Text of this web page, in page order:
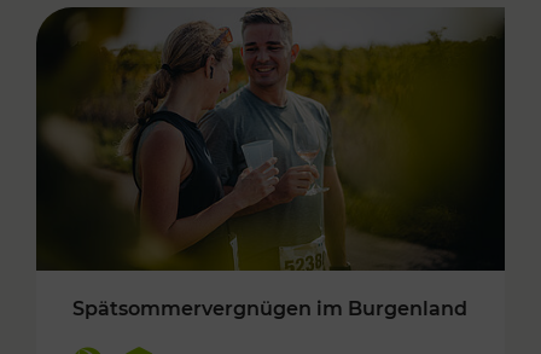
Spätsommervergnügen im Burgenland